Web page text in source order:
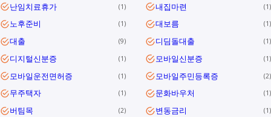
난임치료휴가 1 내집마련 1
노후준비 1 대보름 1
대출 9 디딤돌대출 1
디지털신분증 1 모바일신분증 1
모바일운전면허증 1 모바일주민등록증 2
무주택자 1 문화바우처 1
버팀목 2 변동금리 1